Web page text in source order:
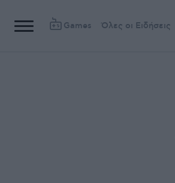
Games Όλες οι Ειδήσεις